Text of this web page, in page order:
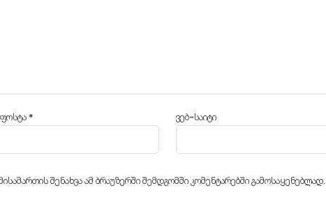
* ვებ-საიტი
შენახვა ამ ბრაუზერში შემდგომში კომენტარებში გამოსაყენებლად.